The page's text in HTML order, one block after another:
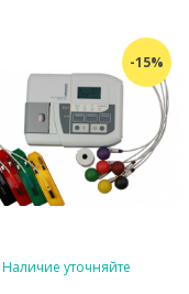
-15%
Наличие уточняйте